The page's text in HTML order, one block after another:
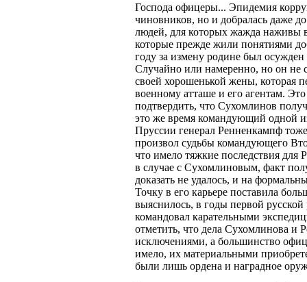
Господа офицеры... Эпидемия
чиновников, но и добралась даже
людей, для которых жажда наживы
которые прежде жили понятиями
году за измену родине был
Случайно или намеренно, но он не
своей хорошенькой жены, которая
военному атташе и его агентам.
подтвердить, что Сухомлинов
это же время командующий одной
Пруссии генерал Ренненкампф
произвол судьбы командующего
что имело тяжкие последствия для
в случае с Сухомлиновым, факт
доказать не удалось, и на
Точку в его карьере поставила
выяснилось, в годы первой
командовал карательными
отметить, что дела Сухомлинова и
исключениями, а большинство
имело, их материальными
были лишь ордена и наградное